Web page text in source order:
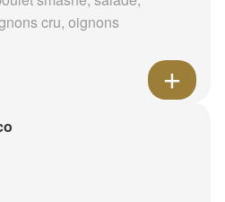
cru, oignons